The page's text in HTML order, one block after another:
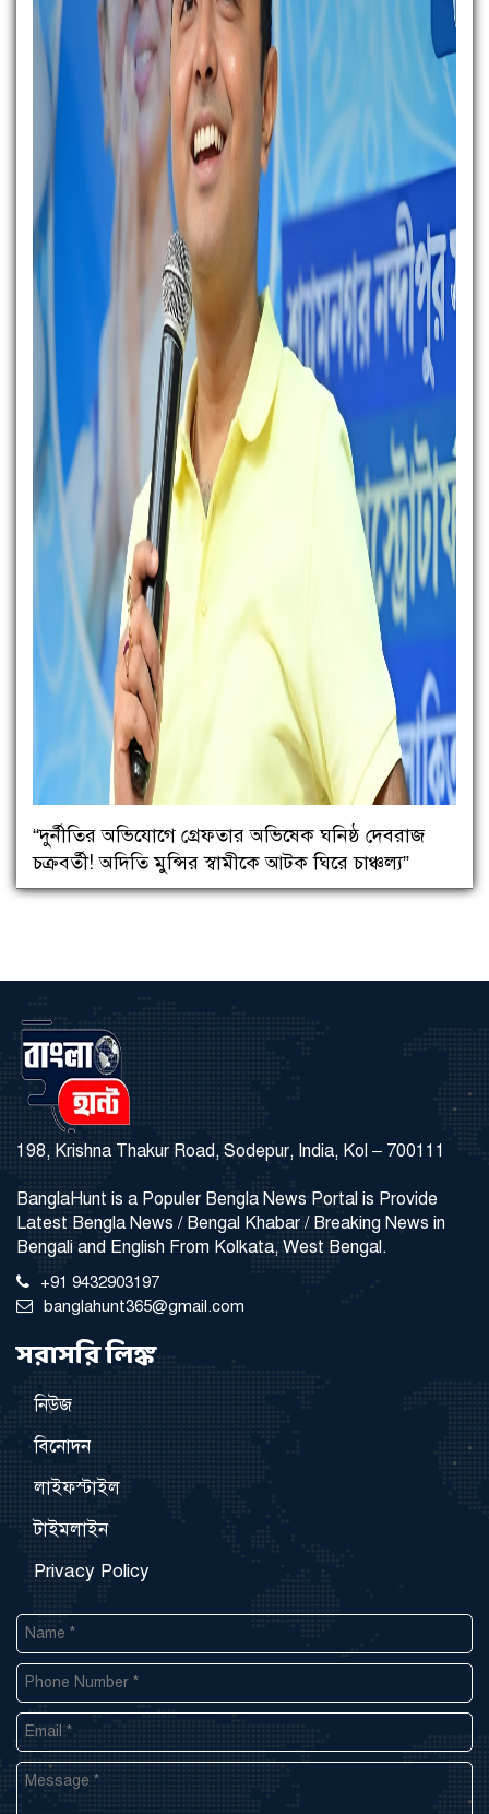
“দুর্নীতির অভিযোগে গ্রেফতার অভিষেক ঘনিষ্ঠ দেবরাজ
চক্রবর্তী! অদিতি মুন্সির স্বামীকে আটক ঘিরে চাঞ্চল্য”
198, Krishna Thakur Road, Sodepur, India, Kol – 700111
BanglaHunt is a Populer Bengla News Portal is Provide
Latest Bengla News / Bengal Khabar / Breaking News in
Bengali and English From Kolkata, West Bengal.
+91 9432903197
banglahunt365@gmail.com
সরাসরি লিঙ্ক
নিউজ
বিনোদন
লাইফস্টাইল
টাইমলাইন
Privacy Policy